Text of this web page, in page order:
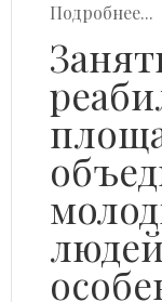
Подробнее...